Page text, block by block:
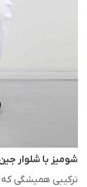
شومیز با شلوار
ترکیبی همیشگی